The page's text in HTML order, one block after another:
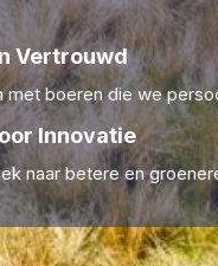
Vertrouwd
met boeren die we
Innovatie
naar betere en